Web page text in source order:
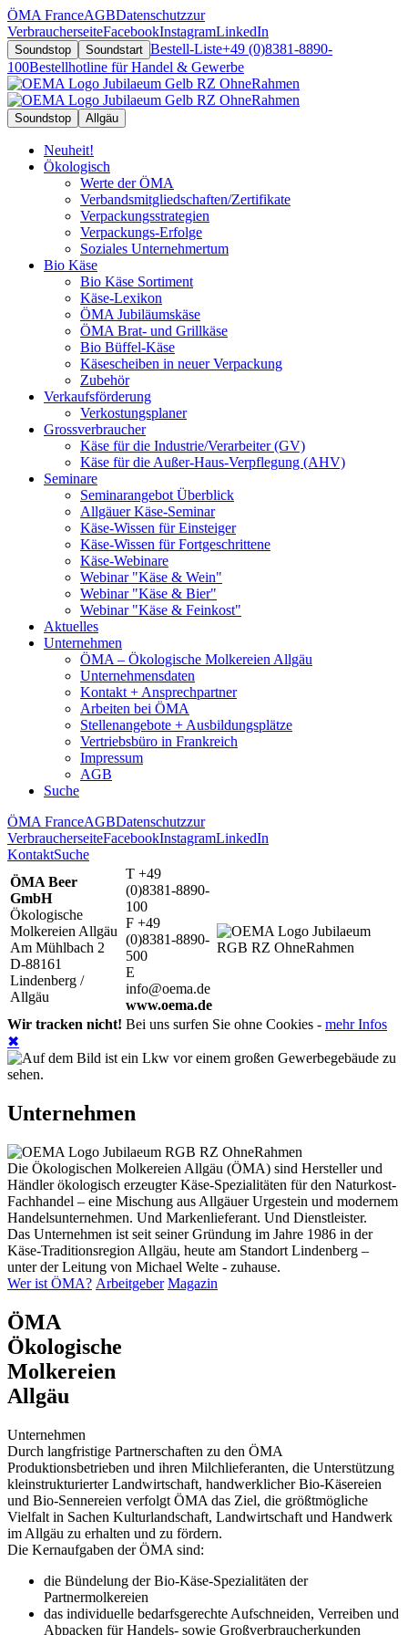
ÖMA FranceAGBDatenschutzzur
VerbraucherseiteFacebookInstagramLinkedIn
Soundstop Soundstart Bestell-Liste+49 (0)8381-8890-
100Bestellhotline für Handel & Gewerbe
Soundstop Allgäu
Neuheit!
Ökologisch
Werte der ÖMA
Verbandsmitgliedschaften/Zertifikate
Verpackungsstrategien
Verpackungs-Erfolge
Soziales Unternehmertum
Bio Käse
Bio Käse Sortiment
Käse-Lexikon
ÖMA Jubiläumskäse
ÖMA Brat- und Grillkäse
Bio Büffel-Käse
Käsescheiben in neuer Verpackung
Zubehör
Verkaufsförderung
Verkostungsplaner
Grossverbraucher
Käse für die Industrie/Verarbeiter (GV)
Käse für die Außer-Haus-Verpflegung (AHV)
Seminare
Seminarangebot Überblick
Allgäuer Käse-Seminar
Käse-Wissen für Einsteiger
Käse-Wissen für Fortgeschrittene
Käse-Webinare
Webinar "Käse & Wein"
Webinar "Käse & Bier"
Webinar "Käse & Feinkost"
Aktuelles
Unternehmen
ÖMA – Ökologische Molkereien Allgäu
Unternehmensdaten
Kontakt + Ansprechpartner
Arbeiten bei ÖMA
Stellenangebote + Ausbildungsplätze
Vertriebsbüro in Frankreich
Impressum
AGB
Suche
ÖMA FranceAGBDatenschutzzur
VerbraucherseiteFacebookInstagramLinkedIn
KontaktSuche
ÖMA Beer
GmbH
Ökologische
Molkereien Allgäu
Am Mühlbach 2
D-88161
Lindenberg /
Allgäu
T +49
(0)8381-8890-
100
F +49
(0)8381-8890-
500
E
info@oema.de
www.oema.de
Wir tracken nicht! Bei uns surfen Sie ohne Cookies - mehr Infos
✖
Unternehmen
Die Ökologischen Molkereien Allgäu (ÖMA) sind Hersteller und
Händler ökologisch erzeugter Käse-Spezialitäten für den Naturkost-
Fachhandel – eine Mischung aus Allgäuer Urgestein und modernem
Handelsunternehmen. Und Markenlieferant. Und Dienstleister.
Das Unternehmen ist seit seiner Gründung im Jahre 1986 in der
Käse-Traditionsregion Allgäu, heute am Standort Lindenberg –
unter der Leitung von Michael Welte - zuhause.
Wer ist ÖMA? Arbeitgeber Magazin
ÖMA
Ökologische
Molkereien
Allgäu
Unternehmen
Durch langfristige Partnerschaften zu den ÖMA
Produktionsbetrieben und ihren Milchlieferanten, die Unterstützung
kleinstrukturierter Landwirtschaft, handwerklicher Bio-Käsereien
und Bio-Sennereien verfolgt ÖMA das Ziel, die größtmögliche
Vielfalt in Sachen Kulturlandschaft, Landwirtschaft und Handwerk
im Allgäu zu erhalten und zu fördern.
Die Kernaufgaben der ÖMA sind:
die Bündelung der Bio-Käse-Spezialitäten der
Partnermolkereien
das individuelle bedarfsgerechte Aufschneiden, Verreiben und
Abpacken für Handels- sowie Großverbraucherkunden